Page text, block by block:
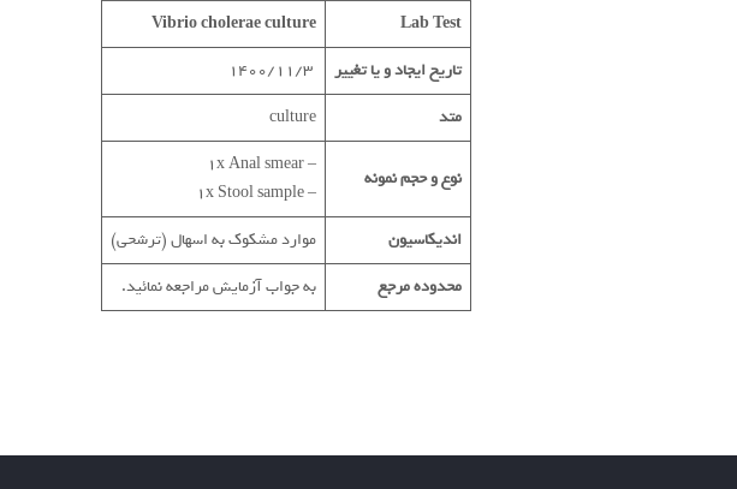
Lab Test
Vibrio cholerae culture
تاریخ ایجاد و یا تغییر
متد
culture
نوع و حجم نمونه
– 1x Anal smear
– 1x Stool sample
اندیکاسیون
موارد مشکوک به اسهال (ترشحی)
محدوده مرجع
به جواب آزمایش مراجعه نمائید.